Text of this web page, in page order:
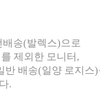
배송(발렉스)으로
제외한 모니터,
반 배송(일양 로지스
.